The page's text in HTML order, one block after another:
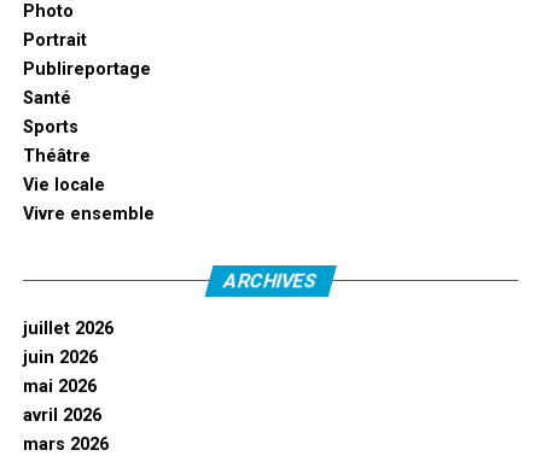
Photo
Portrait
Publireportage
Santé
Sports
Théâtre
Vie locale
Vivre ensemble
ARCHIVES
juillet 2026
juin 2026
mai 2026
avril 2026
mars 2026